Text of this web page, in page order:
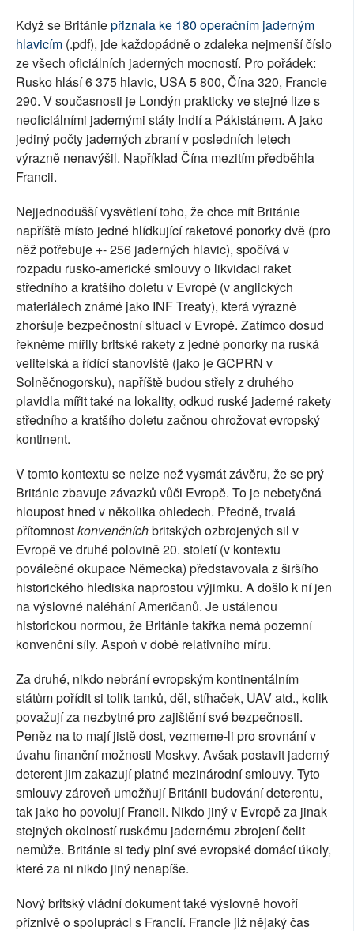
Když se Britániepřiznala ke 180 operačním jaderným
hlavicím (.pdf), jde každopádně o zdaleka nejmenší číslo
ze všech oficiálních jaderných mocností. Pro pořádek:
Rusko hlásí 6 375 hlavic, USA 5 800, Čína 320, Francie
290. V současnosti je Londýn prakticky ve stejné lize s
neoficiálními jadernými státy Indií a Pákistánem. A jako
jediný počty jaderných zbraní v posledních letech
výrazně nenavýšil. Například Čína mezitím předběhla
Francii.
Nejjednodušší vysvětlení toho, že chce mít Británie
napříště místo jedné hlídkující raketové ponorky dvě (pro
něž potřebuje +- 256 jaderných hlavic), spočívá v
rozpadu rusko-americké smlouvy o likvidaci raket
středního a kratšího doletu v Evropě (v anglických
materiálech známé jako INF Treaty), která výrazně
zhoršuje bezpečnostní situaci v Evropě. Zatímco dosud
řekněme mířily britské rakety z jedné ponorky na ruská
velitelská a řídící stanoviště (jako je GCPRN v
Solněčnogorsku), napříště budou střely z druhého
plavidla mířit také na lokality, odkud ruské jaderné rakety
středního a kratšího doletu začnou ohrožovat evropský
kontinent.
V tomto kontextu se nelze než vysmát závěru, že se prý
Británie zbavuje závazků vůči Evropě. To je nebetyčná
hloupost hned v několika ohledech. Předně, trvalá
přítomnostkonvenčníchbritských ozbrojených sil v
Evropě ve druhé polovině 20. století (v kontextu
poválečné okupace Německa) představovala z širšího
historického hlediska naprostou výjimku. A došlo k ní jen
na výslovné naléhání Američanů. Je ustálenou
historickou normou, že Británie takřka nemá pozemní
konvenční síly. Aspoň v době relativního míru.
Za druhé, nikdo nebrání evropským kontinentálním
státům pořídit si tolik tanků, děl, stíhaček, UAV atd., kolik
považují za nezbytné pro zajištění své bezpečnosti.
Peněz na to mají jistě dost, vezmeme-li pro srovnání v
úvahu finanční možnosti Moskvy. Avšak postavit jaderný
deterent jim zakazují platné mezinárodní smlouvy. Tyto
smlouvy zároveň umožňují Británii budování deterentu,
tak jako ho povolují Francii. Nikdo jiný v Evropě za jinak
stejných okolností ruskému jadernému zbrojení čelit
nemůže. Británie si tedy plní své evropské domácí úkoly,
které za ni nikdo jiný nenapíše.
Nový britský vládní dokument také výslovně hovoří
příznivě o spolupráci s Francií. Francie již nějaký čas